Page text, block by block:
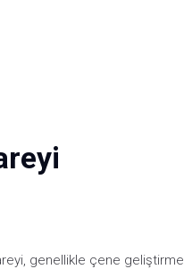
genellikle çene